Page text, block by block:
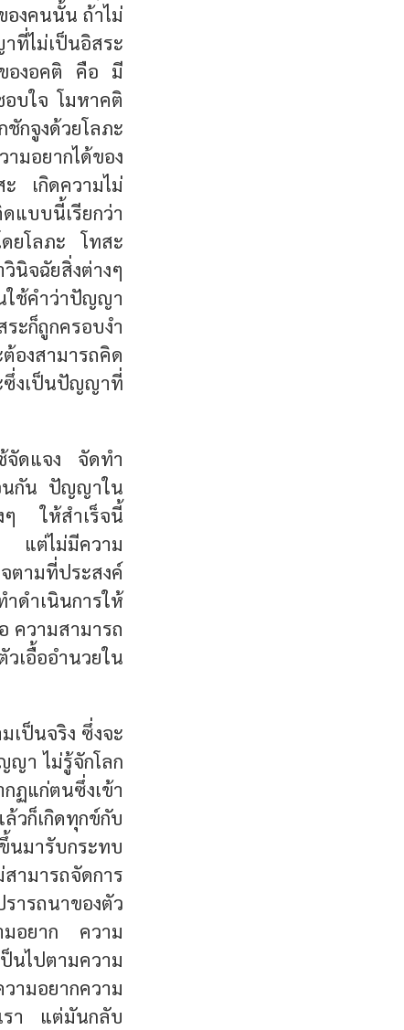
งคนนั้น ถ้าไม่
ไม่เป็นอิสระ
ของอคติ คือ มี
อบใจ โมหาคติ
กจูงด้วยโลภะ
มอยากได้ของ
เกิดความไม่
แบบนี้เรียกว่า
ยโลภะ โทสะ
นิจฉัยสิ่งต่างๆ
ช้คำว่าปัญญา
ะก็ถูกครอบงำ
องสามารถคิด
งเป็นปัญญาที่
จัดแจง จัดทำ
นกัน ปัญญาใน
ๆ ให้สำเร็จนี้
แต่ไม่มีความ
ตามที่ประสงค์
ดำเนินการให้
ความสามารถ
เอื้ออำนวยใน
ป็นจริง ซึ่งจะ
ญา ไม่รู้จักโลก
ฏแก่ตนซึ่งเข้า
วก็เกิดทุกข์กับ
มารับกระทบ
ามารถจัดการ
ารถนาของตัว
มอยาก ความ
นไปตามความ
ามอยากความ
เรา แต่มันกลับ